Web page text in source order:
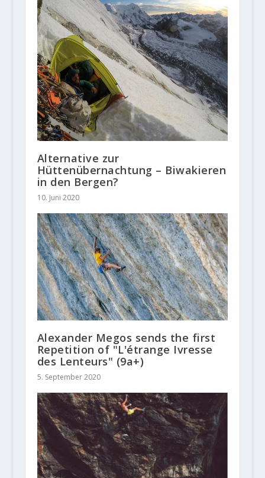
Alternative zur
Hüttenübernachtung – Biwakieren
in den Bergen?
10. Juni 2020
Alexander Megos sends the first
Repetition of "L'étrange Ivresse
des Lenteurs" (9a+)
5. September 2020